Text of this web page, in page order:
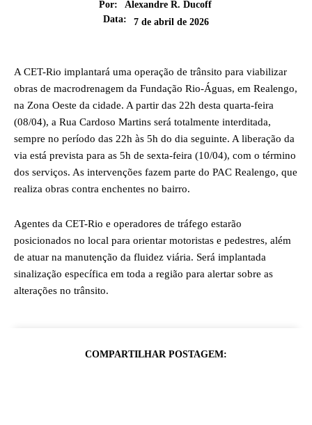
Por:
Alexandre R. Ducoff
Data:
7 de abril de 2026
A CET-Rio implantará uma operação de trânsito para viabilizar
obras de macrodrenagem da Fundação Rio-Águas, em Realengo,
na Zona Oeste da cidade. A partir das 22h desta quarta-feira
(08/04), a Rua Cardoso Martins será totalmente interditada,
sempre no período das 22h às 5h do dia seguinte. A liberação da
via está prevista para as 5h de sexta-feira (10/04), com o término
dos serviços. As intervenções fazem parte do PAC Realengo, que
realiza obras contra enchentes no bairro.
Agentes da CET-Rio e operadores de tráfego estarão
posicionados no local para orientar motoristas e pedestres, além
de atuar na manutenção da fluidez viária. Será implantada
sinalização específica em toda a região para alertar sobre as
alterações no trânsito.
COMPARTILHAR POSTAGEM: